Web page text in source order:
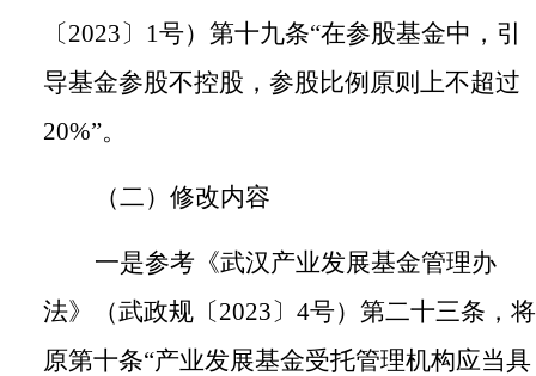
〔2023〕 1号）第十九条“在参股基金中，引
导基金参股不控股，参股比例原则上不超过
20%”。
（二）修改内容
一是参考《武汉产业发展基金管理办
法》（武政规〔2023〕 4号）第二十三条，将
原第十条“产业发展基金受托管理机构应当具